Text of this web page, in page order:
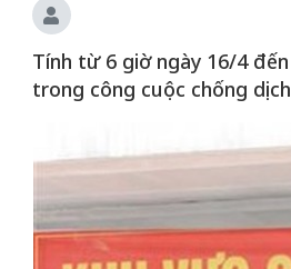
Tính từ 6 giờ ngày 16/4
trong công cuộc chống